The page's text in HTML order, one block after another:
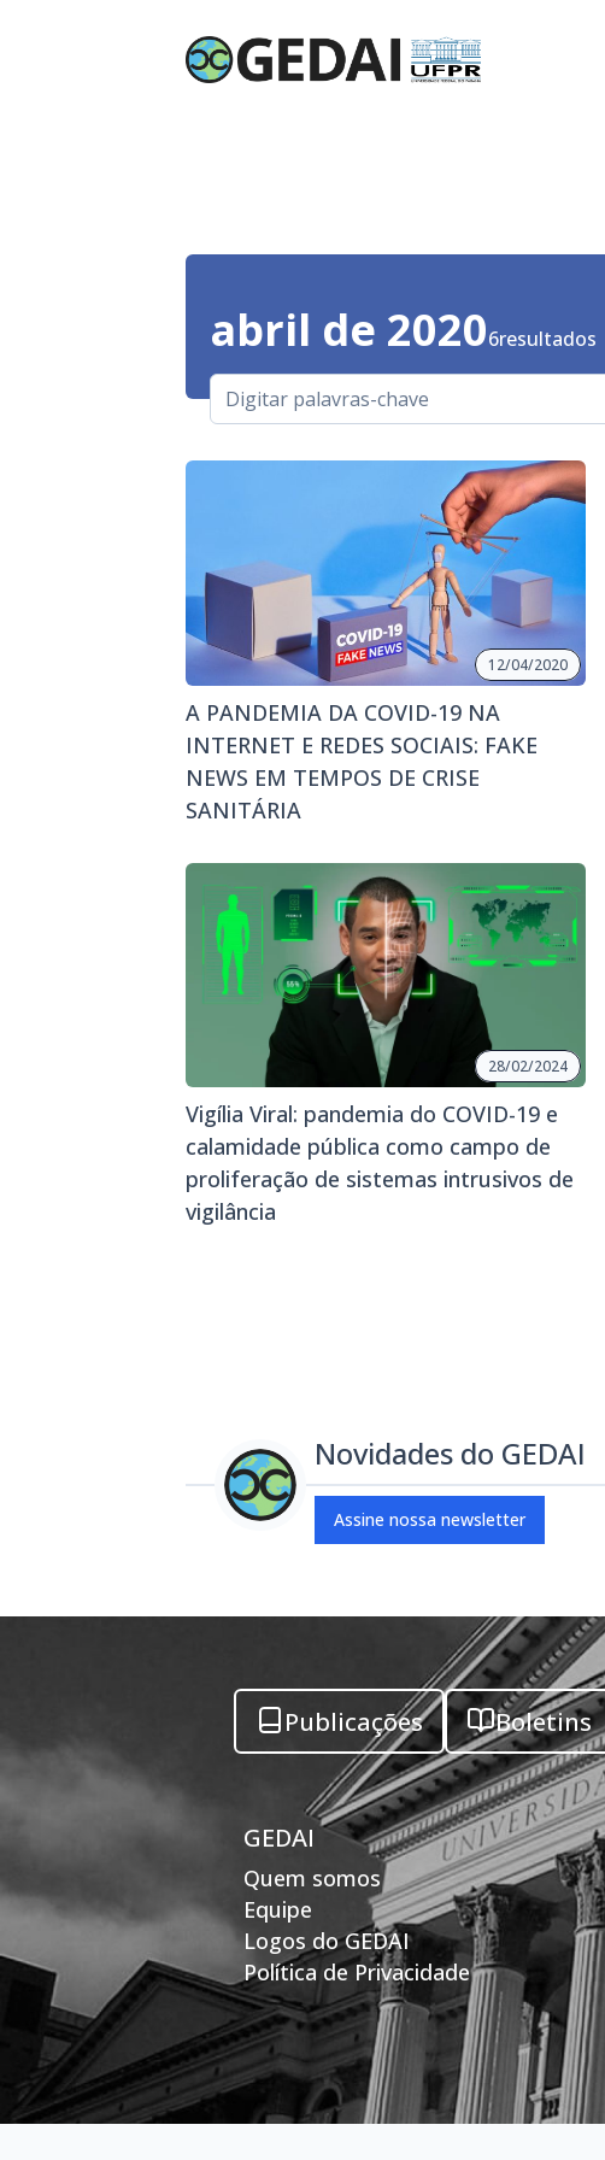
abril de 20206resultados
12/04/2020
A PANDEMIA DA COVID-19 NA
INTERNET E REDES SOCIAIS: FAKE
NEWS EM TEMPOS DE CRISE
SANITÁRIA
28/02/2024
Vigília Viral: pandemia do COVID-19 e
calamidade pública como campo de
proliferação de sistemas intrusivos de
vigilância
Novidades do GEDAI
Assine nossa newsletter
Publicações Boletins
GEDAI
Quem somos
Equipe
Logos do GEDAI
Política de Privacidade